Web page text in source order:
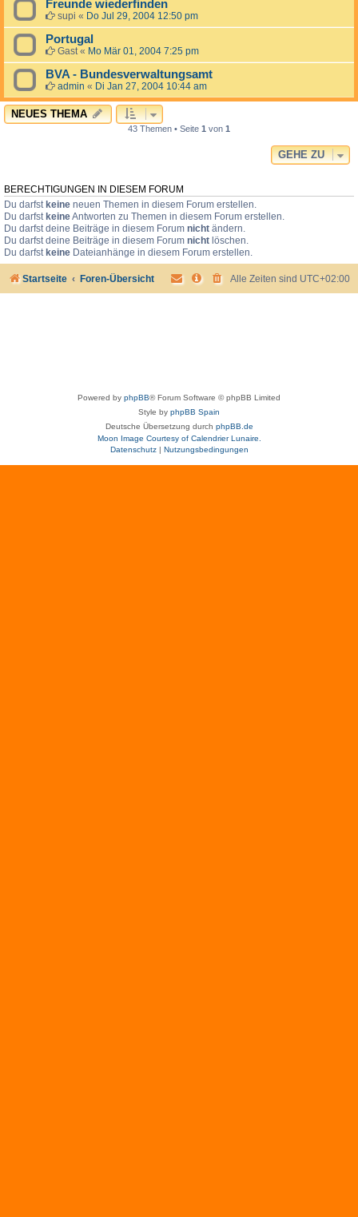
Freunde wiederfinden
supi « Do Jul 29, 2004 12:50 pm
Portugal
Gast« Mo Mär 01, 2004 7:25 pm
BVA - Bundesverwaltungsamt
admin « Di Jan 27, 2004 10:44 am
NEUES THEMA
43 Themen • Seite 1 von 1
GEHE ZU
BERECHTIGUNGEN IN DIESEM FORUM
Du darfst keine neuen Themen in diesem Forum erstellen.
Du darfst keineAntworten zu Themen in diesem Forum erstellen.
Du darfst deine Beiträge in diesem Forum nicht ändern.
Du darfst deine Beiträge in diesem Forum nicht löschen.
Du darfst keine Dateianhänge in diesem Forum erstellen.
Startseite Foren-Übersicht Alle Zeiten sind UTC+02:00
Powered by phpBB® Forum Software © phpBB Limited
Style by phpBB Spain
Deutsche Übersetzung durch phpBB.de
Moon Image Courtesy of Calendrier Lunaire.
Datenschutz| Nutzungsbedingungen